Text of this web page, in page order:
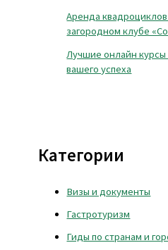
Аренда
загородном клубе
Лучшие онлайн курсы
вашего успеха
Категории
Визы и документы
Гастротуризм
Гиды по странам и